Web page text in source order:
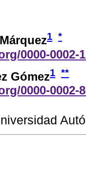
1 *
0000-0002-
Gómez1 **
0000-0002-